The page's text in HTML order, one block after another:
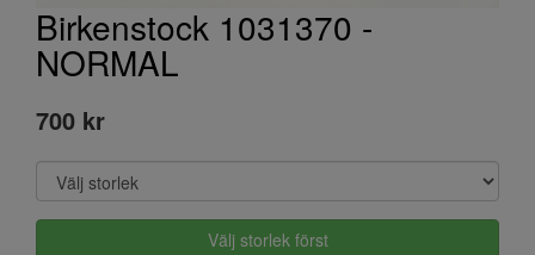
Birkenstock 1031370 -
NORMAL
700 kr
Välj storlek först